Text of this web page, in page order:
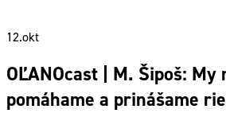
12.okt
OĽANOcast | M. Šipoš: My
pomáhame a prinášame